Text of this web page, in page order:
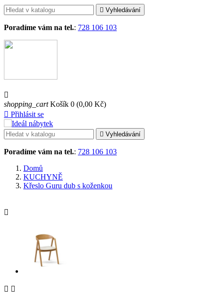
 Vyhledávání
Poradíme vám na tel.: 728 106 103

shopping_cart Košík 0 (0,00 Kč)
 Přihlásit se
 Vyhledávání
Poradíme vám na tel.: 728 106 103
Domů
KUCHYNĚ
Křeslo Guru dub s koženkou

 